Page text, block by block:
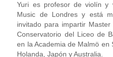
Yuri es profesor de violín y
Music de Londres y está
invitado para impartir
Conservatorio del Liceo de
en la Academia de Malmö en
Holanda, Japón y Australia.